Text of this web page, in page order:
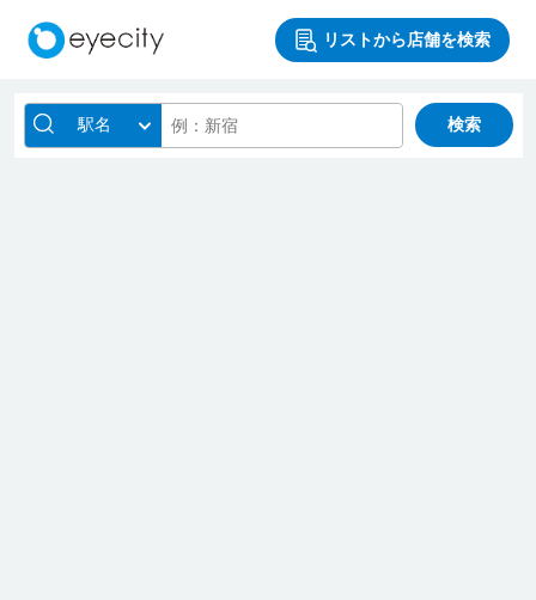
リストから店舗を検索
駅名 検索